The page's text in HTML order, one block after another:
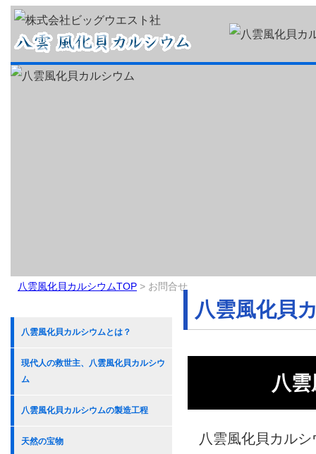
八雲風化貝カルシウムTOP > お問合せ
八雲風化貝カルシウムとは？
現代人の救世主、八雲風化貝カルシウ
ム
八雲風化貝カルシウムの製造工程
天然の宝物
八雲風化貝
八
八雲風化貝カル